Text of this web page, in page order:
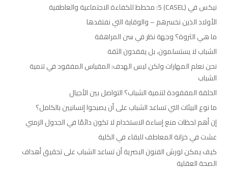
نيكس في (CASEL) 5: مخطط للكفاءة الاجتماعية والعاطفية
الأولاد الذين نخسرهم – والوقاية التي نفتقدها
ما هي الثروة؟ وجهة نظر في سن المراهقة
الشباب لا يستسلمون، بل يفقدون الثقة
نحن نعلم المهارات ولكن ليس الهدف: المقياس المفقود في تنمية
الشباب
الحلقة المفقودة لتنمية الشباب؟ التواصل بين الأجيال
ما نوع البيئات التي تساعد الشباب على أن يصبحوا إنسانيين بالكامل؟
إن أهم لحظات منع إساءة الاستخدام لا تكون دائمًا في الجدول الزمني
عشت في خزانة المعاطف للبقاء في الكلية
كيف يمكن لورش الفنون البصرية أن تساعد الشباب على تحقيق أهداف
الصحة العقلية